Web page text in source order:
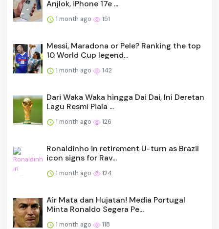
Anjlok, iPhone 17e ...
1 month ago 151
Messi, Maradona or Pele? Ranking the top
10 World Cup legend...
1 month ago 142
Dari Waka Waka hingga Dai Dai, Ini Deretan
Lagu Resmi Piala ...
1 month ago 126
Ronaldinho in retirement U-turn as Brazil
icon signs for Rav...
1 month ago 124
Air Mata dan Hujatan! Media Portugal
Minta Ronaldo Segera Pe...
1 month ago 118